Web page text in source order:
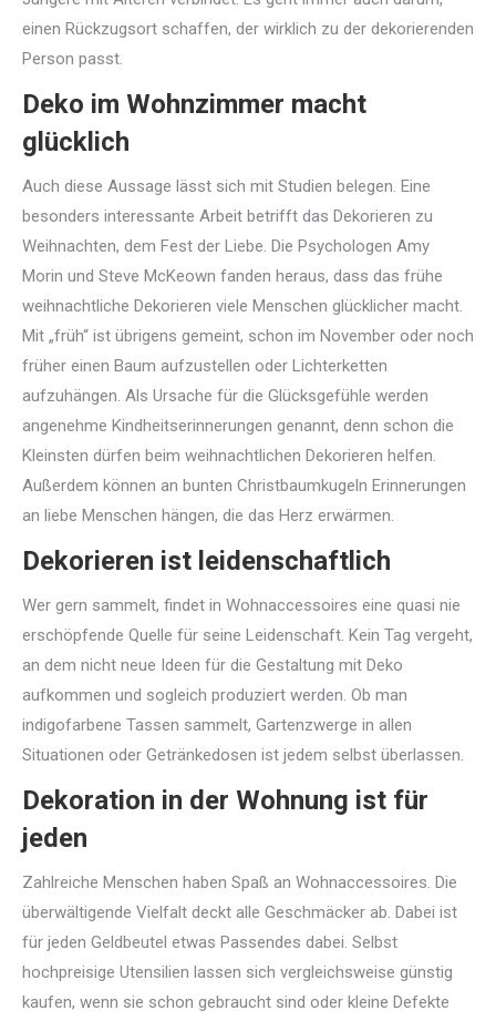
einen Rückzugsort schaffen, der wirklich zu der dekorierenden
Person passt.
Deko im Wohnzimmer macht
glücklich
Auch diese Aussage lässt sich mit Studien belegen. Eine
besonders interessante Arbeit betrifft das Dekorieren zu
Weihnachten, dem Fest der Liebe. Die Psychologen Amy
Morin und Steve McKeown fanden heraus, dass das frühe
weihnachtliche Dekorieren viele Menschen glücklicher macht.
Mit „früh“ ist übrigens gemeint, schon im November oder noch
früher einen Baum aufzustellen oder Lichterketten
aufzuhängen. Als Ursache für die Glücksgefühle werden
angenehme Kindheitserinnerungen genannt, denn schon die
Kleinsten dürfen beim weihnachtlichen Dekorieren helfen.
Außerdem können an bunten Christbaumkugeln Erinnerungen
an liebe Menschen hängen, die das Herz erwärmen.
Dekorieren ist leidenschaftlich
Wer gern sammelt, findet in Wohnaccessoires eine quasi nie
erschöpfende Quelle für seine Leidenschaft. Kein Tag vergeht,
an dem nicht neue Ideen für die Gestaltung mit Deko
aufkommen und sogleich produziert werden. Ob man
indigofarbene Tassen sammelt, Gartenzwerge in allen
Situationen oder Getränkedosen ist jedem selbst überlassen.
Dekoration in der Wohnung ist für
jeden
Zahlreiche Menschen haben Spaß an Wohnaccessoires. Die
überwältigende Vielfalt deckt alle Geschmäcker ab. Dabei ist
für jeden Geldbeutel etwas Passendes dabei. Selbst
hochpreisige Utensilien lassen sich vergleichsweise günstig
kaufen, wenn sie schon gebraucht sind oder kleine Defekte